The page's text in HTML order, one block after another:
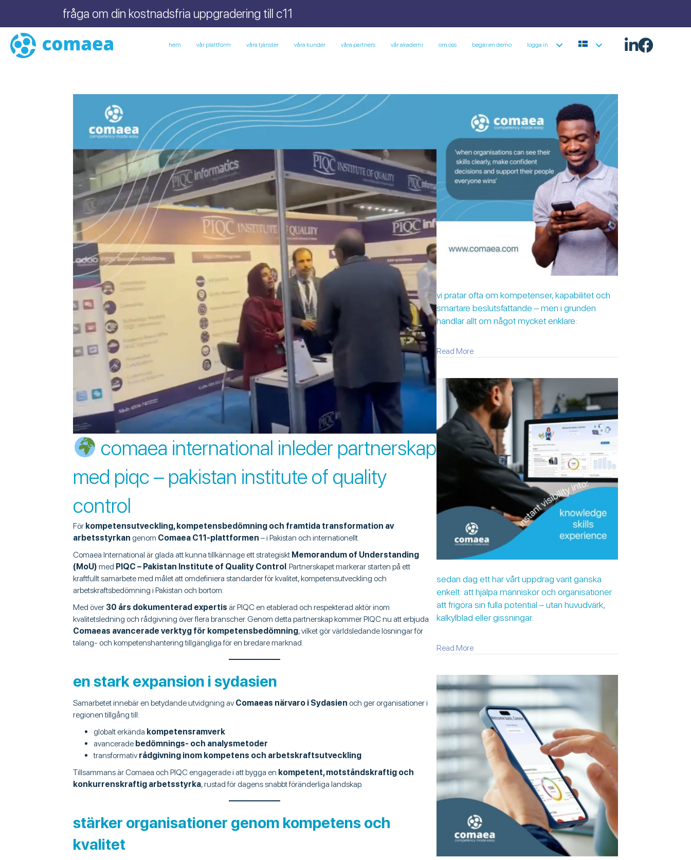
fråga om din kostnadsfria uppgradering till c11
hem vår plattform våra tjänster våra kunder våra partners vår akademi om oss begär en demo logga in
comaea international inleder partnerskap
med piqc – pakistan institute of quality
control
För kompetensutveckling, kompetensbedömning och framtida transformation av
arbetsstyrkan genom Comaea C11-plattformen – i Pakistan och internationellt.
Comaea International är glada att kunna tillkännage ett strategiskt Memorandum of Understanding
(MoU) med PIQC – Pakistan Institute of Quality Control. Partnerskapet markerar starten på ett
kraftfullt samarbete med målet att omdefiniera standarder för kvalitet, kompetensutveckling och
arbetskraftsbedömning i Pakistan och bortom.
Med över 30 års dokumenterad expertis är PIQC en etablerad och respekterad aktör inom
kvalitetsledning och rådgivning över flera branscher. Genom detta partnerskap kommer PIQC nu att erbjuda
Comaeas avancerade verktyg för kompetensbedömning, vilket gör världsledande lösningar för
talang- och kompetenshantering tillgängliga för en bredare marknad.
en stark expansion i sydasien
Samarbetet innebär en betydande utvidgning av Comaeas närvaro i Sydasien och ger organisationer i
regionen tillgång till:
globalt erkända kompetensramverk
avancerade bedömnings- och analysmetoder
transformativ rådgivning inom kompetens och arbetskraftsutveckling
Tillsammans är Comaea och PIQC engagerade i att bygga en kompetent, motståndskraftig och
konkurrenskraftig arbetsstyrka, rustad för dagens snabbt föränderliga landskap.
stärker organisationer genom kompetens och
kvalitet
vi pratar ofta om kompetenser, kapabilitet och
smartare beslutsfattande – men i grunden
handlar allt om något mycket enklare:
Read Moreabout Vi pratar ofta om kompetenser, kapabilitet och smartare
sedan dag ett har vårt uppdrag varit ganska
enkelt: att hjälpa människor och organisationer
att frigöra sin fulla potential – utan huvudvärk,
kalkylblad eller gissningar.
Read Moreabout Sedan dag ett har vårt uppdrag varit ganska enkelt: att